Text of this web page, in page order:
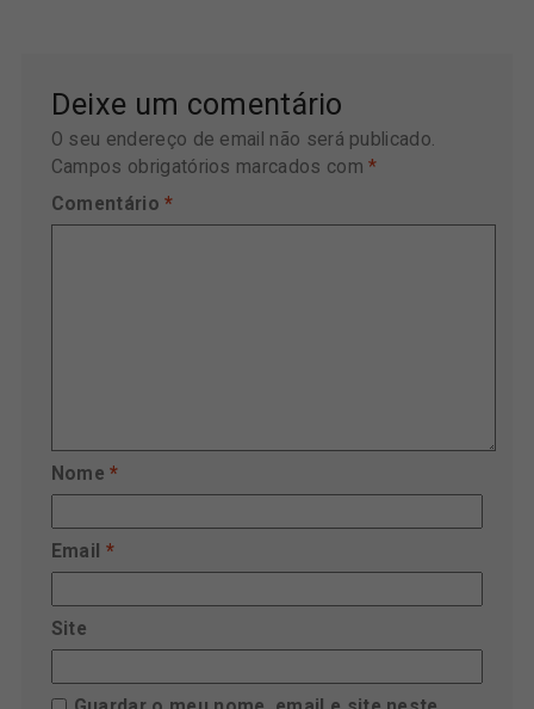
Deixe um comentário
O seu endereço de email não será publicado.
Campos obrigatórios marcados com*
Comentário*
Nome*
Email *
Site